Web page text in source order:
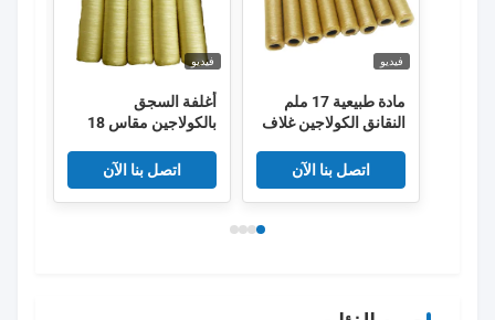
فيديو
مادة طبيعية 17 ملم
النقانق الكولاجين غلاف
اتصل بنا الآن
فيديو
أغلفة السجق
بالكولاجين مقاس 18
السجقاتصل بنا الآن